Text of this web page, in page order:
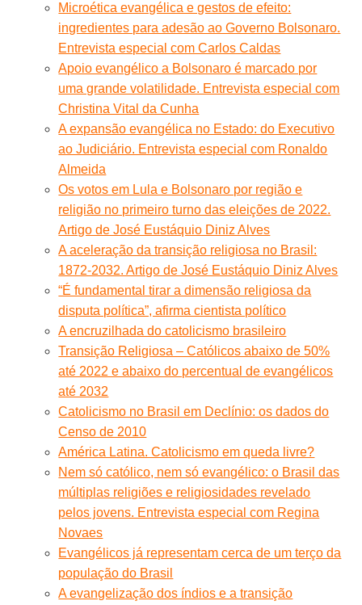
Microética evangélica e gestos de efeito:
ingredientes para adesão ao Governo Bolsonaro.
Entrevista especial com Carlos Caldas
Apoio evangélico a Bolsonaro é marcado por
uma grande volatilidade. Entrevista especial com
Christina Vital da Cunha
A expansão evangélica no Estado: do Executivo
ao Judiciário. Entrevista especial com Ronaldo
Almeida
Os votos em Lula e Bolsonaro por região e
religião no primeiro turno das eleições de 2022.
Artigo de José Eustáquio Diniz Alves
A aceleração da transição religiosa no Brasil:
1872-2032. Artigo de José Eustáquio Diniz Alves
“É fundamental tirar a dimensão religiosa da
disputa política”, afirma cientista político
A encruzilhada do catolicismo brasileiro
Transição Religiosa – Católicos abaixo de 50%
até 2022 e abaixo do percentual de evangélicos
até 2032
Catolicismo no Brasil em Declínio: os dados do
Censo de 2010
América Latina. Catolicismo em queda livre?
Nem só católico, nem só evangélico: o Brasil das
múltiplas religiões e religiosidades revelado
pelos jovens. Entrevista especial com Regina
Novaes
Evangélicos já representam cerca de um terço da
população do Brasil
A evangelização dos índios e a transição